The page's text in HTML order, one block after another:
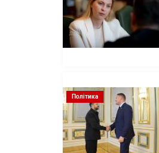
Політика